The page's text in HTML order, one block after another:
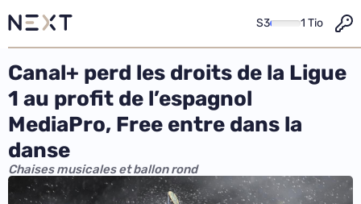
S3 1 Tio
Canal+ perd les droits de la Ligue
1 au profit de l’espagnol
MediaPro, Free entre dans la
danse
Chaises musicales et ballon rond